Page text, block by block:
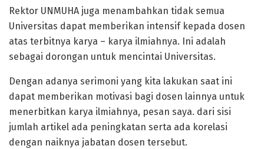
Rektor UNMUHA juga menambahkan tidak semua
Universitas dapat memberikan intensif kepada dosen
atas terbitnya karya – karya ilmiahnya. Ini adalah
sebagai dorongan untuk mencintai Universitas.
Dengan adanya serimoni yang kita lakukan saat ini
dapat memberikan motivasi bagi dosen lainnya untuk
menerbitkan karya ilmiahnya, pesan saya. dari sisi
jumlah artikel ada peningkatan serta ada korelasi
dengan naiknya jabatan dosen tersebut.